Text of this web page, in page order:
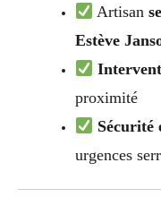
Artisan
Estève
proximité
Sécurité
urgences